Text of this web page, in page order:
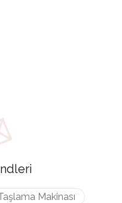
Makinası